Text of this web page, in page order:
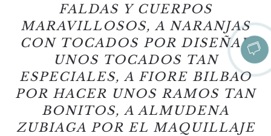
FALDAS Y CUERPOS
MARAVILLOSOS, A NARANJAS
CON TOCADOS POR DISEÑAR
UNOS TOCADOS TAN
ESPECIALES, A FIORE BILBAO
POR HACER UNOS RAMOS TAN
BONITOS, A ALMUDENA
ZUBIAGA POR EL MAQUILLAJE